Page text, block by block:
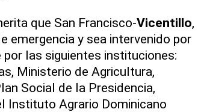
que San Francisco-Vicentillo,
emergencia y sea intervenido por
las siguientes instituciones:
Ministerio de Agricultura,
Social de la Presidencia,
Instituto Agrario Dominicano